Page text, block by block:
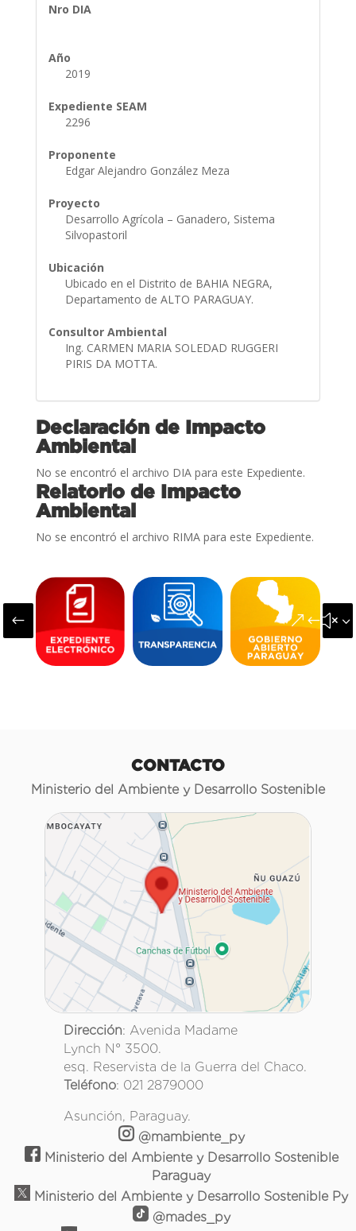
Nro DIA
Año
2019
Expediente SEAM
2296
Proponente
Edgar Alejandro González Meza
Proyecto
Desarrollo Agrícola – Ganadero, Sistema
Silvopastoril
Ubicación
Ubicado en el Distrito de BAHIA NEGRA,
Departamento de ALTO PARAGUAY.
Consultor Ambiental
Ing. CARMEN MARIA SOLEDAD RUGGERI
PIRIS DA MOTTA.
Declaración de Impacto
Ambiental
No se encontró el archivo DIA para este Expediente.
Relatorio de Impacto
Ambiental
No se encontró el archivo RIMA para este Expediente.
#
CONTACTO
Ministerio del Ambiente y Desarrollo Sostenible
Dirección: Avenida Madame
Lynch N° 3500.
esq. Reservista de la Guerra del Chaco.
Teléfono: 021 2879000
Asunción, Paraguay.
@mambiente_py
Ministerio del Ambiente y Desarrollo Sostenible
Paraguay
Ministerio del Ambiente y Desarrollo Sostenible Py
@mades_py